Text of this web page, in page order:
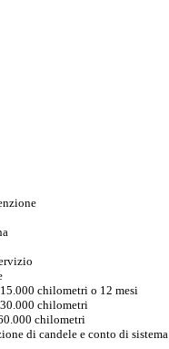
chilometri o 12 mesi
chilometri
chilometri
di candele e conto di sistema